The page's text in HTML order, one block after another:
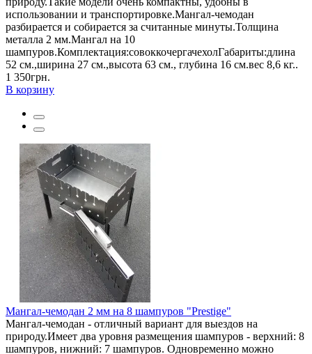
использовании и транспортировке.Мангал-чемодан
разбирается и собирается за считанные минуты.Толщина
металла 2 мм.Мангал на 10
шампуров.Комплектация:совоккочергачехолГабариты:длина
52 см.,ширина 27 см.,высота 63 см., глубина 16 см.вес 8,6 кг..
1 350грн.
В корзину
Мангал-чемодан 2 мм на 8 шампуров "Prestige"
Мангал-чемодан - отличный вариант для выездов на
природу.Имеет два уровня размещения шампуров - верхний: 8
шампуров, нижний: 7 шампуров. Одновременно можно